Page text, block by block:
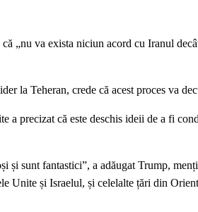
„nu va exista niciun acord cu Iranul
la Teheran, crede că acest proces va
precizat că este deschis ideii de a fi
sunt fantastici”, a adăugat Trump,
Unite și Israelul, și celelalte țări din